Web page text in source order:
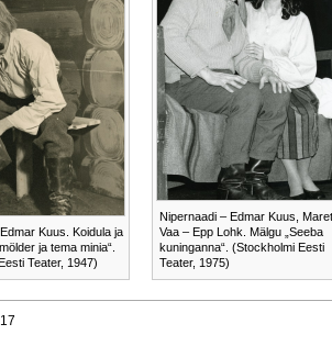
Kuus. Koidula ja
ja tema minia“.
Teater, 1947)
Nipernaadi – Edmar Kuus, Maret
Vaa – Epp Lohk. Mälgu „Seeba
kuninganna“. (Stockholmi Eesti
Teater, 1975)